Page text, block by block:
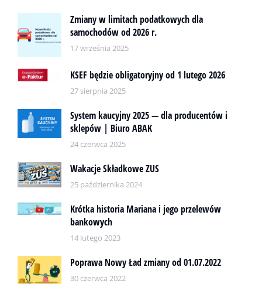
Zmiany w limitach podatkowych dla
samochodów od 2026 r.
17 września 2025
KSEF będzie obligatoryjny od 1 lutego 2026
27 sierpnia 2025
System kaucyjny 2025 — dla producentów i
sklepów | Biuro ABAK
24 czerwca 2025
Wakacje Składkowe ZUS
25 października 2024
Krótka historia Mariana i jego przelewów
bankowych
14 lutego 2023
Poprawa Nowy Ład zmiany od 01.07.2022
30 czerwca 2022